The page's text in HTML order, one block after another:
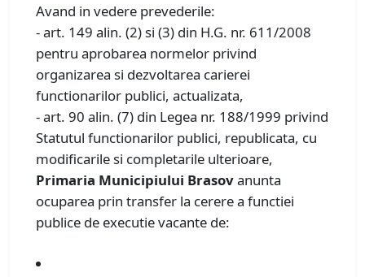
Avand in vedere prevederile:
- art. 149 alin. (2) si (3) din H.G. nr. 611/2008
pentru aprobarea normelor privind
organizarea si dezvoltarea carierei
functionarilor publici, actualizata,
- art. 90 alin. (7) din Legea nr. 188/1999 privind
Statutul functionarilor publici, republicata, cu
modificarile si completarile ulterioare,
Primaria Municipiului Brasovanunta
ocuparea prin transfer la cerere a functiei
publice de executie vacante de: